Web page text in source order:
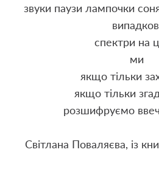
звуки паузи лампочки
спектри на
ми
якщо тільки
якщо тільки
розшифруємо
Світлана Поваляєва, із